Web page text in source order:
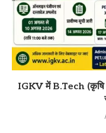
IGKV में B.Tech (कृषि